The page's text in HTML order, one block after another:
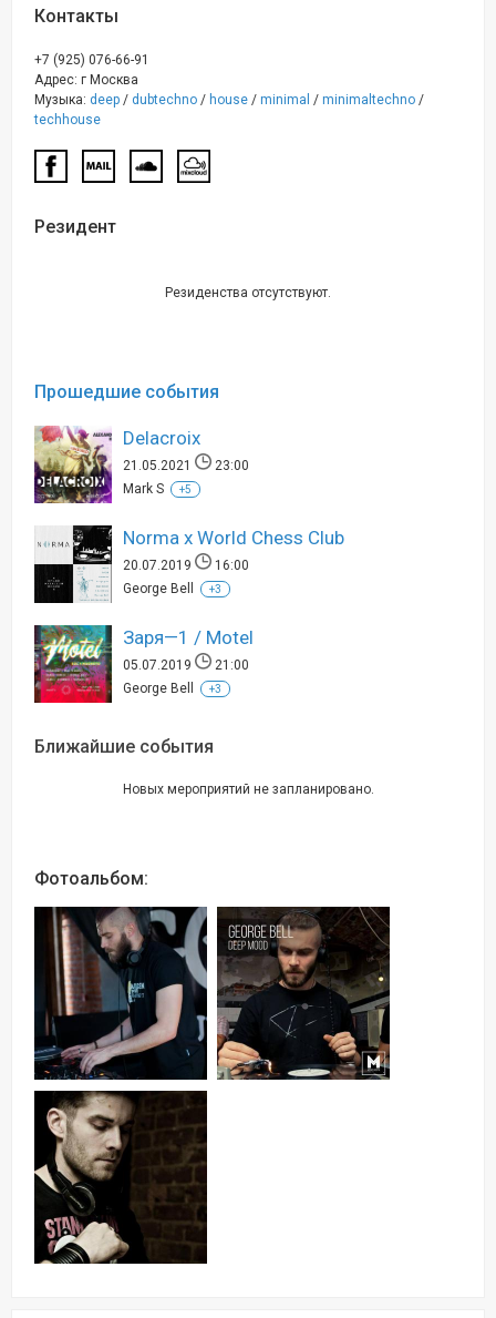
Контакты
+7 (925) 076-66-91
Адрес: г Москва
Музыка: deep / dubtechno / house / minimal / minimaltechno /
techhouse
Резидент
Резиденства отсутствуют.
Прошедшие события
Delacroix
21.05.2021
23:00
Mark S
+5
Norma x World Chess Club
20.07.2019
16:00
George Bell
+3
Заря—1 / Motel
05.07.2019
21:00
George Bell
+3
Ближайшие события
Новых мероприятий не запланировано.
Фотоальбом: